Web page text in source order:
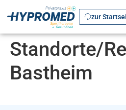
zur
Standorte/
Bastheim